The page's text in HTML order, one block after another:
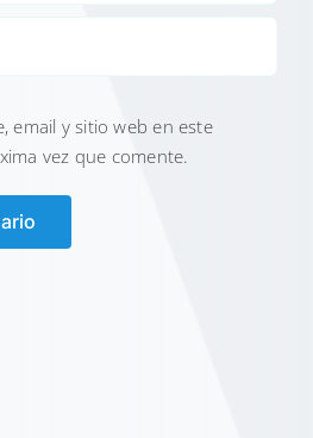
email y sitio web en este
vez que comente.